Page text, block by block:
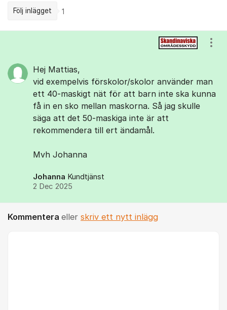
Följ inlägget 1
Hej Mattias,
vid exempelvis förskolor/skolor använder man
ett 40-maskigt nät för att barn inte ska kunna
få in en sko mellan maskorna. Så jag skulle
säga att det 50-maskiga inte är att
rekommendera till ert ändamål.
Mvh Johanna
Johanna Kundtjänst
2 Dec 2025
Kommentera eller skriv ett nytt inlägg